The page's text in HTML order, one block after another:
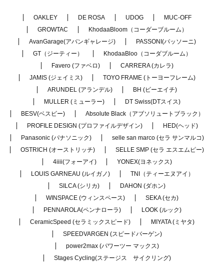
OAKLEY DE ROSA UDOG
MUC-OFF
GROWTAC
KhodaaBloom（コーダーブルーム）
AvanGarage(アバンギャレージ)
PASSONI(パッソーニ)
GT（ジーティー）
KhodaaBloo（コーダブルーム）
Favero (ファベロ)
CARRERA (カレラ)
JAMIS (ジェイミス)
TOYO FRAME (トーヨーフレーム)
ARUNDEL (アランデル)
BH (ビーエイチ)
MULLER (ミューラー)
DT Swiss(DTスイス)
BESV(ベスビー)
Absolute Black（アブソリュートブラック）
PROFILE DESIGN (プロファイルデザイン)
HED(ヘッド)
Panasonic (パナソニック)
selle san marco (セラ サンマルコ)
OSTRICH (オーストリッチ)
SELLE SMP (セラ エスエムピー)
4iiii(フォーアイ)
YONEX(ヨネックス)
LOUIS GARNEAU (ルイガノ)
TNI（ティーエヌアイ）
SILCA (シリカ)
DAHON (ダホン)
WINSPACE (ウィンスペース)
SEKA (セカ)
PENNAROLA(ペンナローラ)
LOOK (ルック)
CeramicSpeed (セラミックスピード)
MIYATA (ミヤタ)
SPEEDVARGEN (スピードバーゲン)
power2max (パワーツー マックス)
Stages Cycling(ステージス サイクリング)